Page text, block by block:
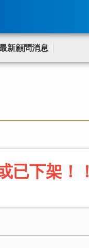
新顧問消息
已下架！！